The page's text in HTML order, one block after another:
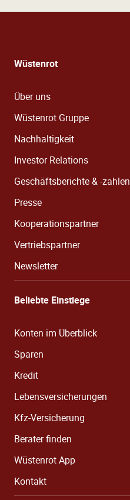
Wüstenrot
Über uns
Wüstenrot Gruppe
Nachhaltigkeit
Investor Relations
Geschäftsberichte & -zahlen
Presse
Kooperationspartner
Vertriebspartner
Newsletter
Beliebte Einstiege
Konten im Überblick
Sparen
Kredit
Lebensversicherungen
Kfz-Versicherung
Berater finden
Wüstenrot App
Kontakt